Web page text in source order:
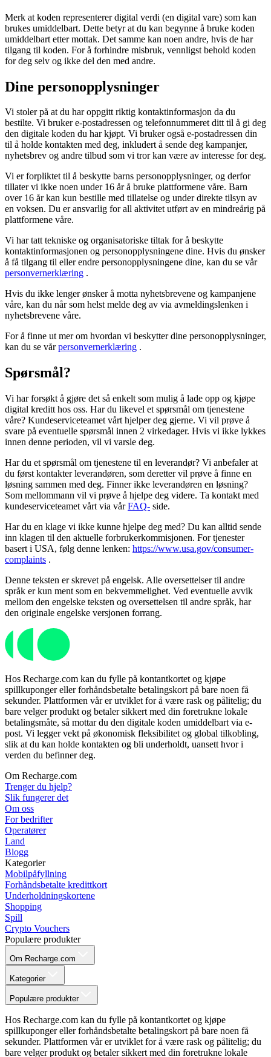
Merk at koden representerer digital verdi (en digital vare) som kan
brukes umiddelbart. Dette betyr at du kan begynne å bruke koden
umiddelbart etter mottak. Det samme kan noen andre, hvis de har
tilgang til koden. For å forhindre misbruk, vennligst behold koden
for deg selv og ikke del den med andre.
Dine personopplysninger
Vi stoler på at du har oppgitt riktig kontaktinformasjon da du
bestilte. Vi bruker e-postadressen og telefonnummeret ditt til å gi deg
den digitale koden du har kjøpt. Vi bruker også e-postadressen din
til å holde kontakten med deg, inkludert å sende deg kampanjer,
nyhetsbrev og andre tilbud som vi tror kan være av interesse for deg.
Vi er forpliktet til å beskytte barns personopplysninger, og derfor
tillater vi ikke noen under 16 år å bruke plattformene våre. Barn
over 16 år kan kun bestille med tillatelse og under direkte tilsyn av
en voksen. Du er ansvarlig for all aktivitet utført av en mindreårig på
plattformene våre.
Vi har tatt tekniske og organisatoriske tiltak for å beskytte
kontaktinformasjonen og personopplysningene dine. Hvis du ønsker
å få tilgang til eller endre personopplysningene dine, kan du se vår
personvernerklæring .
Hvis du ikke lenger ønsker å motta nyhetsbrevene og kampanjene
våre, kan du når som helst melde deg av via avmeldingslenken i
nyhetsbrevene våre.
For å finne ut mer om hvordan vi beskytter dine personopplysninger,
kan du se vårpersonvernerklæring .
Spørsmål?
Vi har forsøkt å gjøre det så enkelt som mulig å lade opp og kjøpe
digital kreditt hos oss. Har du likevel et spørsmål om tjenestene
våre? Kundeserviceteamet vårt hjelper deg gjerne. Vi vil prøve å
svare på eventuelle spørsmål innen 2 virkedager. Hvis vi ikke lykkes
innen denne perioden, vil vi varsle deg.
Har du et spørsmål om tjenestene til en leverandør? Vi anbefaler at
du først kontakter leverandøren, som deretter vil prøve å finne en
løsning sammen med deg. Finner ikke leverandøren en løsning?
Som mellommann vil vi prøve å hjelpe deg videre. Ta kontakt med
kundeserviceteamet vårt via vårFAQ- side.
Har du en klage vi ikke kunne hjelpe deg med? Du kan alltid sende
inn klagen til den aktuelle forbrukerkommisjonen. For tjenester
basert i USA, følg denne lenken: https://www.usa.gov/consumer-
complaints .
Denne teksten er skrevet på engelsk. Alle oversettelser til andre
språk er kun ment som en bekvemmelighet. Ved eventuelle avvik
mellom den engelske teksten og oversettelsen til andre språk, har
den originale engelske versjonen forrang.
Hos Recharge.com kan du fylle på kontantkortet og kjøpe
spillkuponger eller forhåndsbetalte betalingskort på bare noen få
sekunder. Plattformen vår er utviklet for å være rask og pålitelig; du
bare velger produkt og betaler sikkert med din foretrukne lokale
betalingsmåte, så mottar du den digitale koden umiddelbart via e-
post. Vi legger vekt på økonomisk fleksibilitet og global tilkobling,
slik at du kan holde kontakten og bli underholdt, uansett hvor i
verden du befinner deg.
Om Recharge.com
Trenger du hjelp?
Slik fungerer det
Om oss
For bedrifter
Operatører
Land
Blogg
Kategorier
Mobilpåfyllning
Forhåndsbetalte kredittkort
Underholdningskortene
Shopping
Spill
Crypto Vouchers
Populære produkter
Om Recharge.com
Kategorier
Populære produkter
Hos Recharge.com kan du fylle på kontantkortet og kjøpe
spillkuponger eller forhåndsbetalte betalingskort på bare noen få
sekunder. Plattformen vår er utviklet for å være rask og pålitelig; du
bare velger produkt og betaler sikkert med din foretrukne lokale